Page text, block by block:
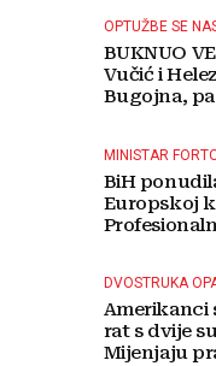
OPTUŽBE SE
BUKNUO
Vučić i
Bugojna,
MINISTAR
BiH
Europskoj
DVOSTRUKA
Amerikanci
rat s dvije
Mijenjaju